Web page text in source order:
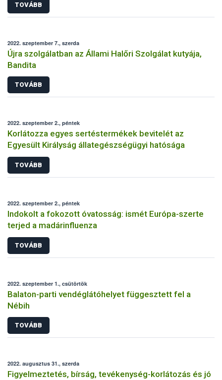
TOVÁBB
2022. szeptember 7., szerda
Újra szolgálatban az Állami Halőri Szolgálat kutyája,
Bandita
TOVÁBB
2022. szeptember 2., péntek
Korlátozza egyes sertéstermékek bevitelét az
Egyesült Királyság állategészségügyi hatósága
TOVÁBB
2022. szeptember 2., péntek
Indokolt a fokozott óvatosság: ismét Európa-szerte
terjed a madárinfluenza
TOVÁBB
2022. szeptember 1., csütörtök
Balaton-parti vendéglátóhelyet függesztett fel a
Nébih
TOVÁBB
2022. augusztus 31., szerda
Figyelmeztetés, bírság, tevékenység-korlátozás és jó